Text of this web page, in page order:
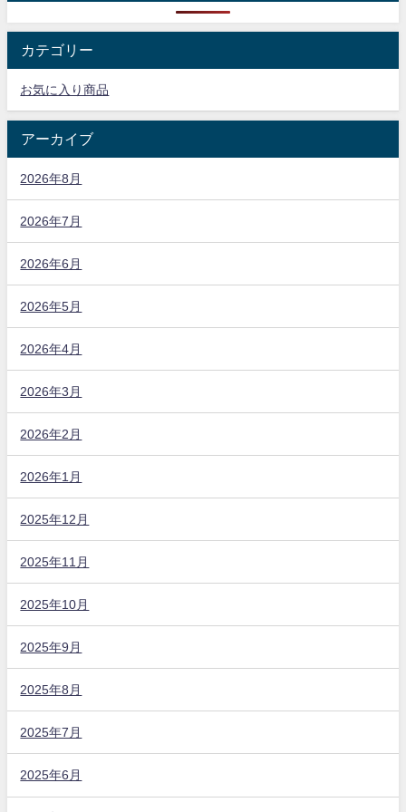
カテゴリー
お気に入り商品
アーカイブ
2026年8月
2026年7月
2026年6月
2026年5月
2026年4月
2026年3月
2026年2月
2026年1月
2025年12月
2025年11月
2025年10月
2025年9月
2025年8月
2025年7月
2025年6月